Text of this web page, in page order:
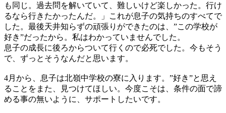
も同じ。過去問を解いていて、難しいけど楽しかった。行け
るなら行きたかったんだ。」これが息子の気持ちのすべてで
した。最後天井知らずの頑張りができたのは、”この学校が
好き”だったから。私はわかっていませんでした。
息子の成長に後ろからついて行くので必死でした。今もそう
で、ずっとそうなんだと思います。
4月から、息子は北嶺中学校の寮に入ります。”好き”と思え
ることをまた、見つけてほしい。今度こそは、条件の面で諦
める事の無いように、サポートしたいです。